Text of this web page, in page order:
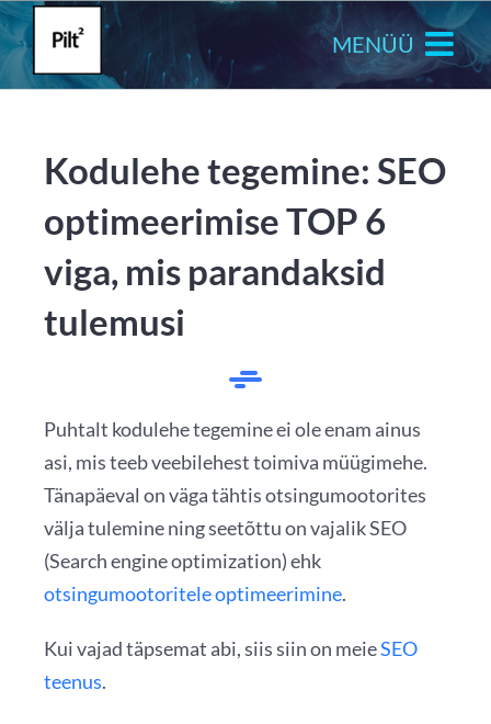
Skip
to
content
Kodulehe tegemine: SEO
optimeerimise TOP 6
viga, mis parandaksid
tulemusi
Puhtalt kodulehe tegemine ei ole enam ainus
asi, mis teeb veebilehest toimiva müügimehe.
Tänapäeval on väga tähtis otsingumootorites
välja tulemine ning seetõttu on vajalik SEO
(Search engine optimization) ehk
otsingumootoritele optimeerimine.
Kui vajad täpsemat abi, siis siin on meieSEO
teenus.